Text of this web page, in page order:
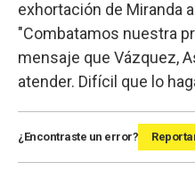
exhortación de Miranda
"Combatamos nuestra
mensaje que Vázquez,
atender. Difícil que lo
¿Encontraste un error?